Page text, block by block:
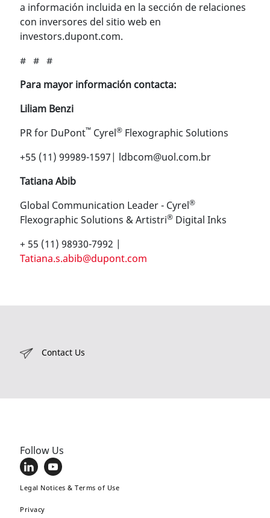
a información incluida en la sección de relaciones
con inversores del sitio web en
investors.dupont.com.
# # #
Para mayor información contacta:
Liliam Benzi
PR for DuPont™ Cyrel® Flexographic Solutions
+55 (11) 99989-1597| ldbcom@uol.com.br
Tatiana Abib
Global Communication Leader - Cyrel®
Flexographic Solutions & Artistri® Digital Inks
+ 55 (11) 98930-7992 |
Tatiana.s.abib@dupont.com
Contact Us
Follow Us
Legal Notices & Terms of Use
Privacy